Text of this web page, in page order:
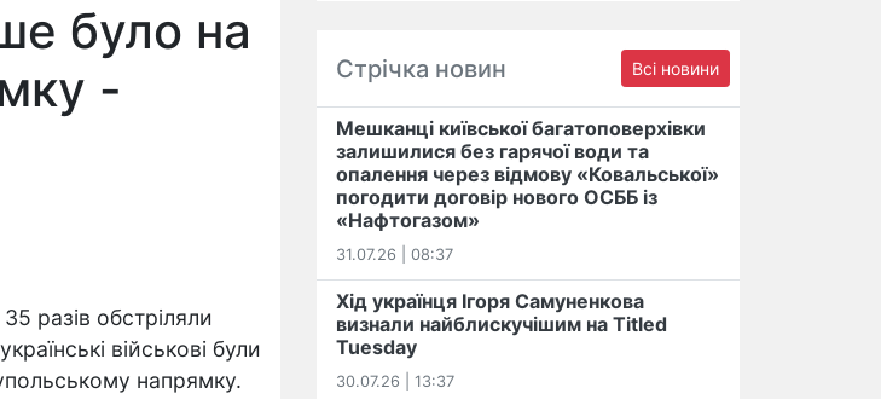
було на
-
разів обстріляли
військові були
напрямку.
Стрічка новин Всі новини
Мешканці київської багатоповерхівки
залишилися без гарячої води та
опалення через відмову «Ковальської»
погодити договір нового ОСББ із
«Нафтогазом»
31.07.26 | 08:37
Хід українця Ігоря Самуненкова
визнали найблискучішим на Titled
Tuesday
30.07.26 | 13:37